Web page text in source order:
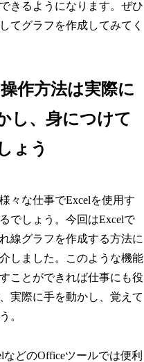
きるようになります。ぜひ
てグラフを作成してみてく
作方法は実際に
し、身につけて
ょう
々な仕事でExcelを使用す
でしょう。今回はExcelで
線グラフを作成する方法に
しました。このような機能
ことができれば仕事にも役
実際に手を動かし、覚えて
。
などのOfficeツールでは便利